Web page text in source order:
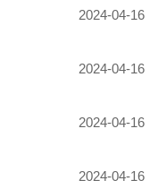
2024-04-16
2024-04-16
2024-04-16
2024-04-16